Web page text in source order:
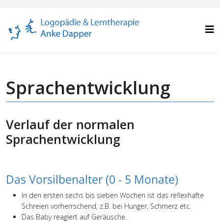
Sprachentwicklung
Verlauf der normalen
Sprachentwicklung
Das Vorsilbenalter (0 - 5 Monate)
In den ersten sechs bis sieben Wochen ist das reflexhafte
Schreien vorherrschend, z.B. bei Hunger, Schmerz etc.
Das Baby reagiert auf Geräusche.